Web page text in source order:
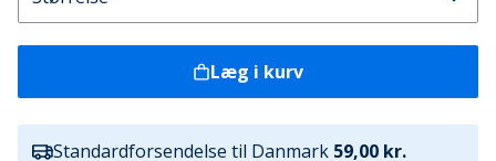
Læg i kurv
Standardforsendelse til Danmark 59,00 kr.